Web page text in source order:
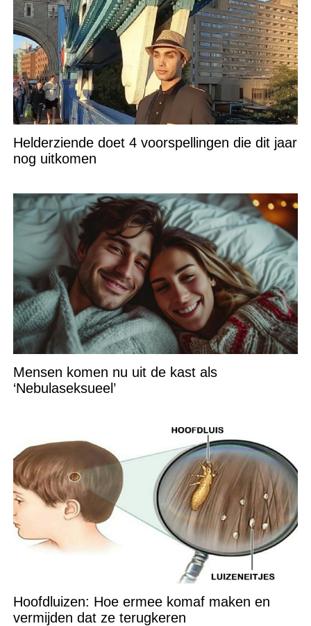
Helderziende doet 4 voorspellingen die dit jaar
nog uitkomen
Mensen komen nu uit de kast als
‘Nebulaseksueel’
Hoofdluizen: Hoe ermee komaf maken en
vermijden dat ze terugkeren